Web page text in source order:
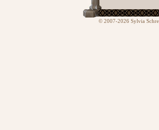
© 2007-2026 Sylvia